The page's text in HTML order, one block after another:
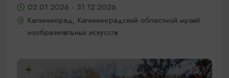
02.01.2026 - 31.12.2026
Калининград, Калининградский областной музей
изобразительных искусств